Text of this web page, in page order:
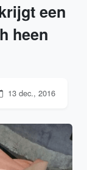
een
heen
13 dec., 2016